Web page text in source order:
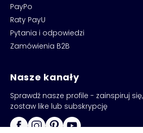
PayPo
Raty PayU
Pytania i odpowiedzi
Zamówienia B2B
Nasze kanały
Sprawdź nasze profile - zainspiruj
zostaw like lub subskrypcję